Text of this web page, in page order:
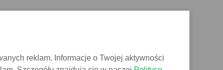
w tagu
strony (404)
ten tag za
reklam. Informacje o Twojej aktywności